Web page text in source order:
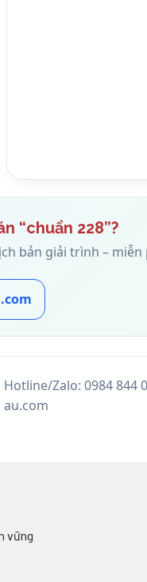
“chuẩn 228”?
bản giải trình – miễn
Hotline/Zalo: 0984 844
au.com
vững